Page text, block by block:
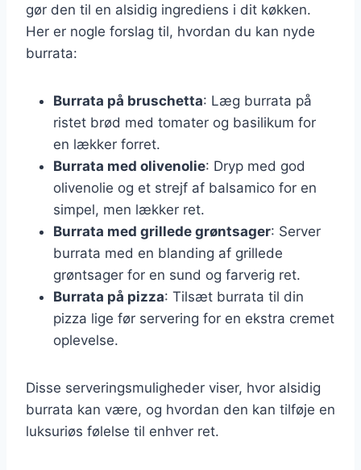
gør den til en alsidig ingrediens i dit køkken.
Her er nogle forslag til, hvordan du kan nyde
burrata:
Burrata på bruschetta: Læg burrata på
ristet brød med tomater og basilikum for
en lækker forret.
Burrata med olivenolie: Dryp med god
olivenolie og et strejf af balsamico for en
simpel, men lækker ret.
Burrata med grillede grøntsager: Server
burrata med en blanding af grillede
grøntsager for en sund og farverig ret.
Burrata på pizza: Tilsæt burrata til din
pizza lige før servering for en ekstra cremet
oplevelse.
Disse serveringsmuligheder viser, hvor alsidig
burrata kan være, og hvordan den kan tilføje en
luksuriøs følelse til enhver ret.